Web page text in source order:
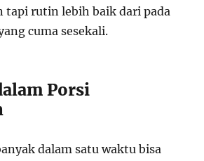
tapi rutin lebih baik dari pada
cuma sesekali.
Porsi
dalam satu waktu bisa